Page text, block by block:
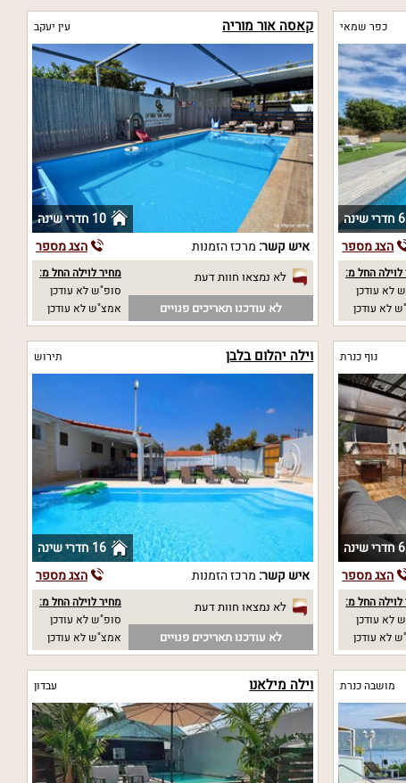
כפר שמאי
6 חדרי שינה
הצג מספר
לוילה החל מ:
לא עודכן
לא עודכן
קאסה אור מוריה עין יעקב
10 חדרי שינה
איש קשר: מרכז הזמנות הצג מספר
לא נמצאו חוות דעת
לא עודכנו תאריכים פנויים
מחיר לוילה החל מ:
סופ"ש לא עודכן
אמצ"ש לא עודכן
נוף כנרת
6 חדרי שינה
הצג מספר
לוילה החל מ:
לא עודכן
לא עודכן
וילה יהלום בלבן תירוש
16 חדרי שינה
איש קשר: מרכז הזמנות הצג מספר
לא נמצאו חוות דעת
לא עודכנו תאריכים פנויים
מחיר לוילה החל מ:
סופ"ש לא עודכן
אמצ"ש לא עודכן
מושבה כנרת וילה מילאנו עבדון